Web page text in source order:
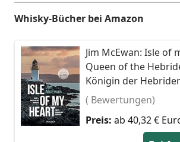
Whisky-Bücher bei Amazon
Jim McEwan: Isle of
Queen of the
Königin der
( Bewertungen)
Preis: ab 40,32 €